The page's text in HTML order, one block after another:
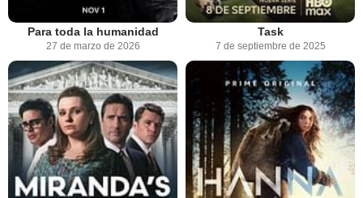
Para toda la humanidad
27 de marzo de 2026
Task
7 de septiembre de 2025